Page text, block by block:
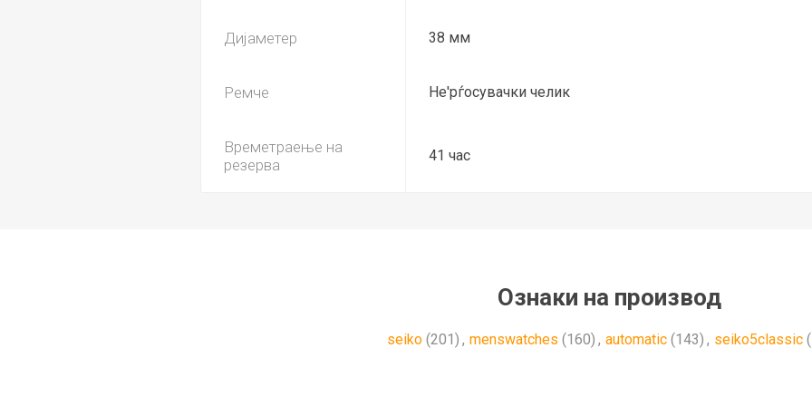
Дијаметер 38 мм
Ремче Не'рѓосувачки челик
Времетраење на
резерва
41 час
Ознаки на производ
seiko (201) , menswatches (160) , automatic (143) , seiko5classic